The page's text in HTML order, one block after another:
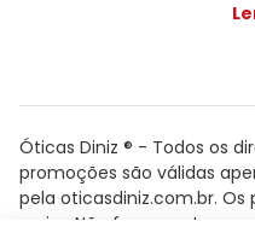
Óticas Diniz ® - Todos os
promoções são válidas
pela oticasdiniz.com.br.
variar. Não fazemos